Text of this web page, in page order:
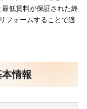
低賃料が保証された終
フォームすることで適
情報